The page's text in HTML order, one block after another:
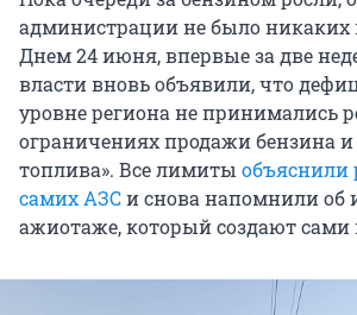
администрации не было никаких
Днем 24 июня, впервые за две
власти вновь объявили, что
уровне региона не принимались
ограничениях продажи бензина и
топлива». Все лимиты
самих АЗСи снова напомнили об
ажиотаже, который создают сами